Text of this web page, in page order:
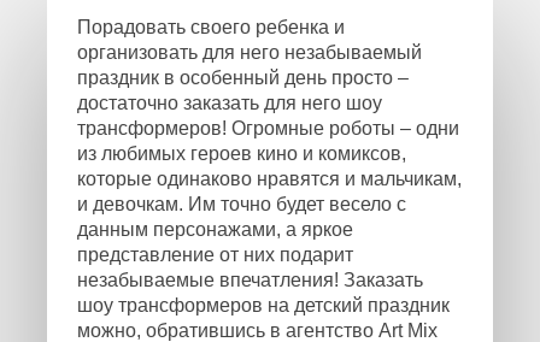
Порадовать своего ребенка и
организовать для него незабываемый
праздник в особенный день просто –
достаточно заказать для него шоу
трансформеров! Огромные роботы – одни
из любимых героев кино и комиксов,
которые одинаково нравятся и мальчикам,
и девочкам. Им точно будет весело с
данным персонажами, а яркое
представление от них подарит
незабываемые впечатления! Заказать
шоу трансформеров на детский праздник
можно, обратившись в агентство Art Mix